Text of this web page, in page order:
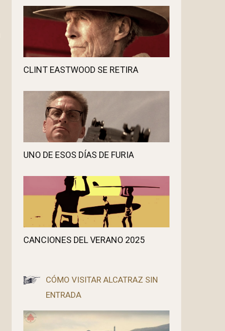
CLINT EASTWOOD SE RETIRA
UNO DE ESOS DÍAS DE FURIA
CANCIONES DEL VERANO 2025
CÓMO VISITAR ALCATRAZ SIN
ENTRADA